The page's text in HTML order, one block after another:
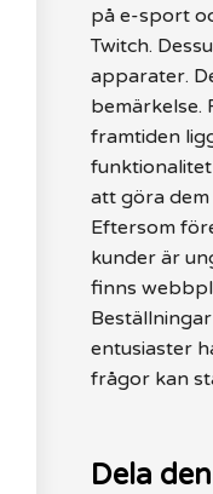
på e-sport
Twitch.
apparater.
bemärkelse.
framtiden
att göra
Eftersom
kunder är
finns
entusiaster
frågor kan
Dela